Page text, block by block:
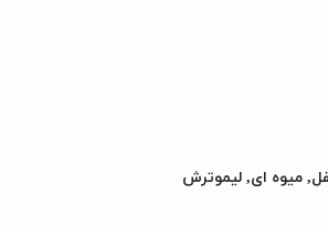
میوه ای, لیموترش